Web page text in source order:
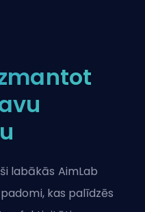
labākās AimLab
kas palīdzēs